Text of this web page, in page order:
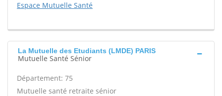
Espace Mutuelle Santé
La Mutuelle des Etudiants (LMDE) PARIS
Mutuelle Santé Sénior
Département: 75
Mutuelle santé retraite sénior